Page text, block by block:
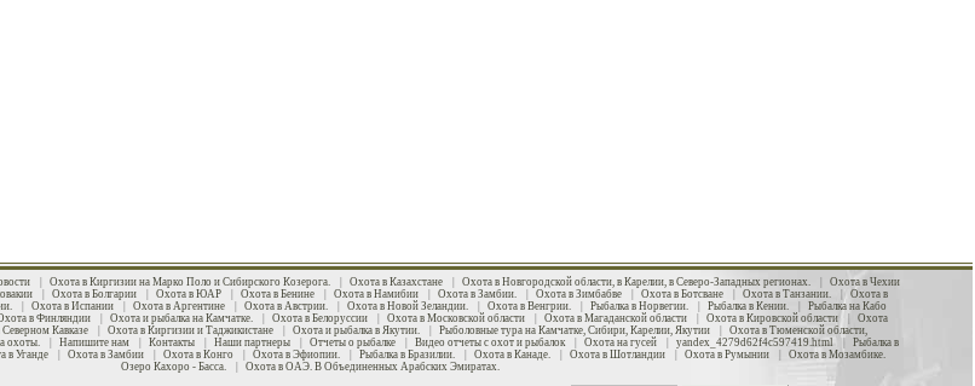
Охота в Киргизии на Марко Поло и Сибирского Козерога. Охота в Казахстане Охота в Новгородской области, в Карелии, в Северо-Западных регионах.
Охота в Чехии
Охота в Болгарии Охота в ЮАР Охота в Бенине Охота в Намибии Охота в Замбии. Охота в Зимбабве Охота в Ботсване Охота в Танзании.
Охота в
| Охота в Испании| Охота в Аргентине| Охота в Австрии.| Охота в Новой Зеландии.| Охота в Венгрии.| Рыбалка в Норвегии.| Рыбалка в Кении.| Рыбалка на Кабо
в Финляндии| Охота и рыбалка на Камчатке.| Охота в Белоруссии| Охота в Московской области| Охота в Магаданской области| Охота в Кировской области| Охота
Кавказе Охота в Киргизии и Таджикистане Охота и рыбалка в Якутии. Рыболовные тура на Камчатке, Сибири, Карелии, Якутии
Охота в Тюменской области,
охоты. Напишите нам Контакты Наши партнеры Отчеты о рыбалке Видео отчеты с охот и рыбалок| Охота на гусей yandex_4279d62f4c597419.html
Рыбалка в
в Уганде| Охота в Замбии| Охота в Конго| Охота в Эфиопии.| Рыбалка в Бразилии.| Охота в Канаде.| Охота в Шотландии| Охота в Румынии| Охота в Мозамбике.
Озеро Кахоро - Басса.
Охота в ОАЭ. В Объединенных Арабских Эмиратах.